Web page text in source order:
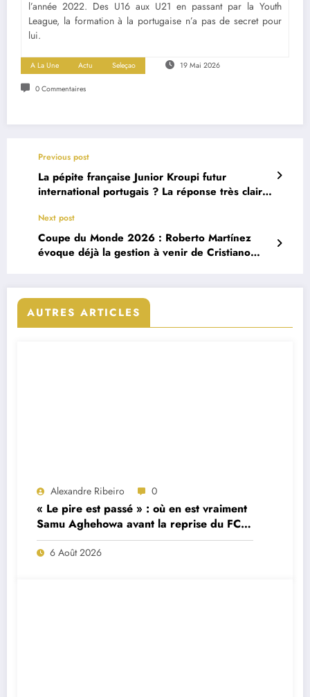
l’année 2022. Des U16 aux U21 en passant par la Youth
League, la formation à la portugaise n’a pas de secret pour
lui.
A La Une Actu Seleçao 19 Mai 2026
0 Commentaires
Previous post
La pépite française Junior Kroupi futur
international portugais ? La réponse très claire
Next post
Coupe du Monde 2026 : Roberto Martínez
évoque déjà la gestion à venir de Cristiano
AUTRES ARTICLES
Alexandre Ribeiro 0
« Le pire est passé » : où en est vraiment
Samu Aghehowa avant la reprise du FC
Porto ?
6 Août 2026